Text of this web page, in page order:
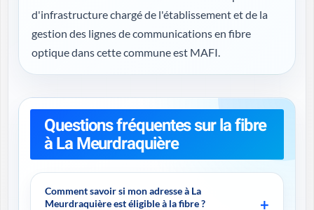
d'infrastructure chargé de l'établissement et de la
gestion des lignes de communications en fibre
optique dans cette commune est MAFI.
Questions fréquentes sur la fibre
à La Meurdraquière
Comment savoir si mon adresse à La
Meurdraquière est éligible à la fibre ?